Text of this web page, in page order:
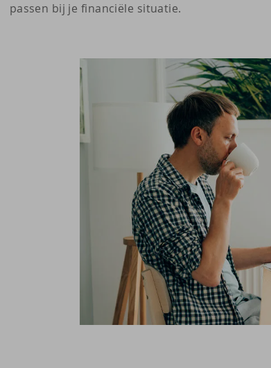
passen bij je financiële situatie.